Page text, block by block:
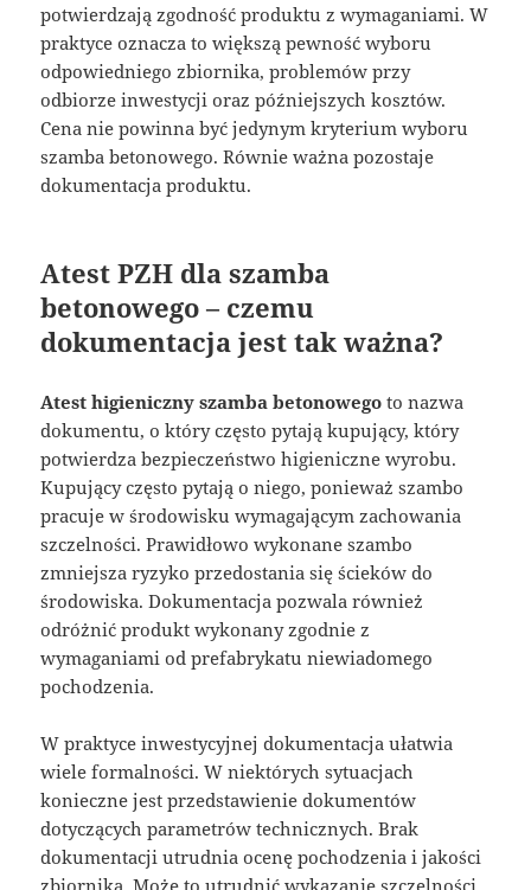
potwierdzają zgodność produktu z wymaganiami. W
praktyce oznacza to większą pewność wyboru
odpowiedniego zbiornika, problemów przy
odbiorze inwestycji oraz późniejszych kosztów.
Cena nie powinna być jedynym kryterium wyboru
szamba betonowego. Równie ważna pozostaje
dokumentacja produktu.
Atest PZH dla szamba
betonowego – czemu
dokumentacja jest tak ważna?
Atest higieniczny szamba betonowego to nazwa
dokumentu, o który często pytają kupujący, który
potwierdza bezpieczeństwo higieniczne wyrobu.
Kupujący często pytają o niego, ponieważ szambo
pracuje w środowisku wymagającym zachowania
szczelności. Prawidłowo wykonane szambo
zmniejsza ryzyko przedostania się ścieków do
środowiska. Dokumentacja pozwala również
odróżnić produkt wykonany zgodnie z
wymaganiami od prefabrykatu niewiadomego
pochodzenia.
W praktyce inwestycyjnej dokumentacja ułatwia
wiele formalności. W niektórych sytuacjach
konieczne jest przedstawienie dokumentów
dotyczących parametrów technicznych. Brak
dokumentacji utrudnia ocenę pochodzenia i jakości
zbiornika. Może to utrudnić wykazanie szczelności